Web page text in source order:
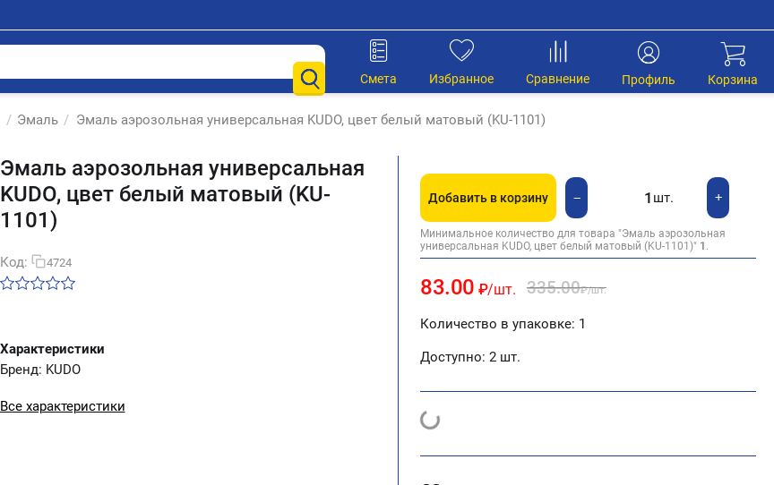
Корзина
Профиль
Сравнение
Избранное
Смета
/ Эмаль / Эмаль аэрозольная универсальная KUDO, цвет белый матовый (KU-1101)
Эмаль аэрозольная универсальная
KUDO, цвет белый матовый (KU-
1101)
Код: 4724
Характеристики
Бренд: KUDO
Все характеристики
Добавить в корзину +
шт.
−
Минимальное количество для товара "Эмаль аэрозольная
универсальная KUDO, цвет белый матовый (KU-1101)" 1 .
83.00 ₽/шт. 335.00₽/шт.
Количество в упаковке: 1
Доступно: 2 шт.